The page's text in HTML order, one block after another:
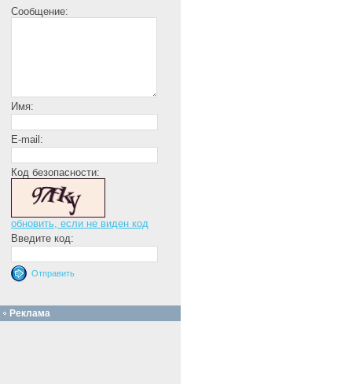
Сообщение:
Имя:
E-mail:
Код безопасности:
обновить, если не виден код
Введите код:
Реклама